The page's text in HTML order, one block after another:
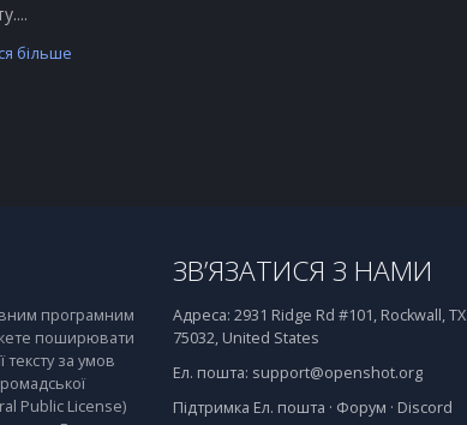
більше
програмним
поширювати
тексту за умов
Public License)
ЗВ’ЯЗАТИСЯ З НАМИ
Адреса: 2931 Ridge Rd #101, Rockwall, TX
75032, United States
Ел. пошта: support@openshot.org
Підтримка Ел. пошта · Форум · Discord